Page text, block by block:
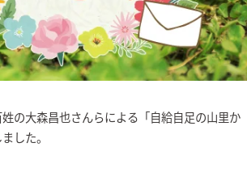
の大森昌也さんらによる「自給自足の山里か
した。